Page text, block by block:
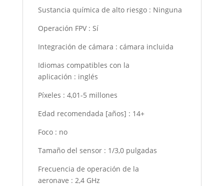
Sustancia química de alto riesgo: Ninguna
Operación FPV: Sí
Integración de cámara : cámara incluida
Idiomas compatibles con la
aplicación : inglés
Píxeles : 4,01-5 millones
Edad recomendada [años] : 14+
Foco: no
Tamaño del sensor: 1/3,0 pulgadas
Frecuencia de operación de la
aeronave : 2,4 GHz